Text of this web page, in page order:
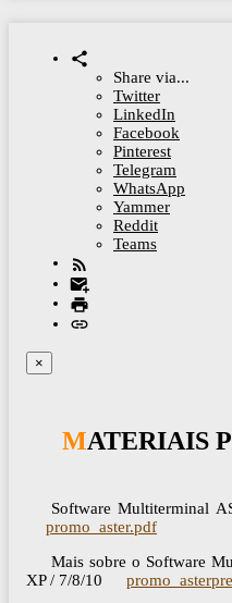
Share via...
Twitter
LinkedIn
Facebook
Pinterest
Telegram
WhatsApp
Yammer
Reddit
Teams
×
MATERIAIS
Software Multiterminal
promo_aster.pdf
Mais sobre o Software
XP / 7/8/10